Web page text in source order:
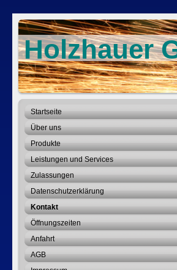
Holzhauer
Startseite
Über uns
Produkte
Leistungen und Services
Zulassungen
Datenschutzerklärung
Kontakt
Öffnungszeiten
Anfahrt
AGB